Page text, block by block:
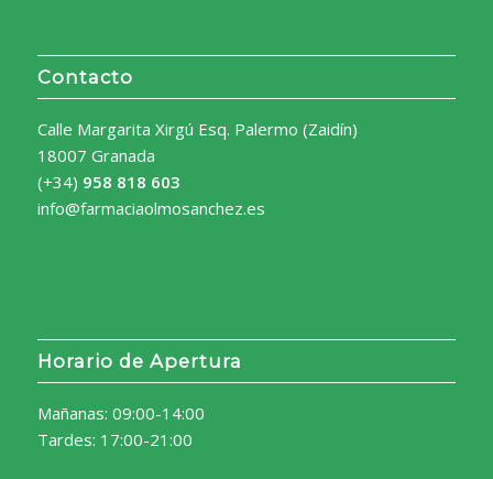
Contacto
Calle Margarita Xirgú Esq. Palermo (Zaidín)
18007 Granada
(+34) 958 818 603
info@farmaciaolmosanchez.es
Horario de Apertura
Mañanas: 09:00-14:00
Tardes: 17:00-21:00